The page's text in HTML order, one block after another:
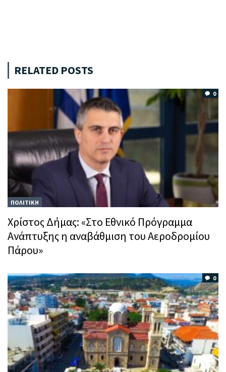
RELATED POSTS
0
ΠΟΛΙΤΙΚΗ
Χρίστος Δήμας: «Στο Εθνικό Πρόγραμμα
Ανάπτυξης η αναβάθμιση του Αεροδρομίου
Πάρου»
0